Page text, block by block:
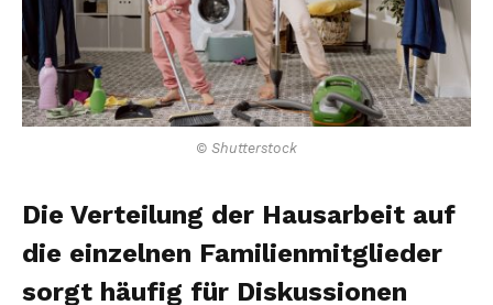
© Shutterstock
Die Verteilung der Hausarbeit auf
die einzelnen Familienmitglieder
sorgt häufig für Diskussionen